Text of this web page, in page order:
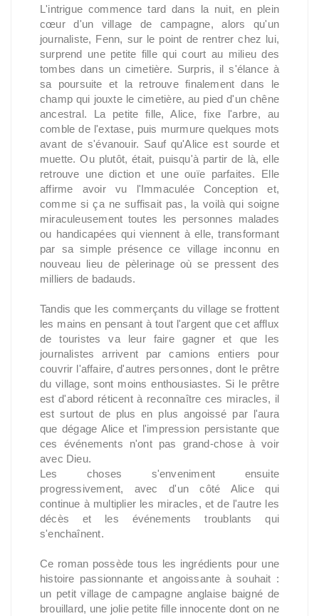
L'intrigue commence tard dans la nuit, en plein
cœur d'un village de campagne, alors qu'un
journaliste, Fenn, sur le point de rentrer chez lui,
surprend une petite fille qui court au milieu des
tombes dans un cimetière. Surpris, il s'élance à
sa poursuite et la retrouve finalement dans le
champ qui jouxte le cimetière, au pied d'un chêne
ancestral. La petite fille, Alice, fixe l'arbre, au
comble de l'extase, puis murmure quelques mots
avant de s'évanouir. Sauf qu'Alice est sourde et
muette. Ou plutôt, était, puisqu'à partir de là, elle
retrouve une diction et une ouïe parfaites. Elle
affirme avoir vu l'Immaculée Conception et,
comme si ça ne suffisait pas, la voilà qui soigne
miraculeusement toutes les personnes malades
ou handicapées qui viennent à elle, transformant
par sa simple présence ce village inconnu en
nouveau lieu de pèlerinage où se pressent des
milliers de badauds.
Tandis que les commerçants du village se frottent
les mains en pensant à tout l'argent que cet afflux
de touristes va leur faire gagner et que les
journalistes arrivent par camions entiers pour
couvrir l'affaire, d'autres personnes, dont le prêtre
du village, sont moins enthousiastes. Si le prêtre
est d'abord réticent à reconnaître ces miracles, il
est surtout de plus en plus angoissé par l'aura
que dégage Alice et l'impression persistante que
ces événements n'ont pas grand-chose à voir
avec Dieu.
Les choses s'enveniment ensuite
progressivement, avec d'un côté Alice qui
continue à multiplier les miracles, et de l'autre les
décès et les événements troublants qui
s'enchaînent.
Ce roman possède tous les ingrédients pour une
histoire passionnante et angoissante à souhait :
un petit village de campagne anglaise baigné de
brouillard, une jolie petite fille innocente dont on ne